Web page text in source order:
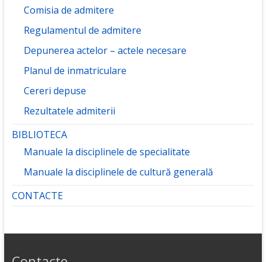
Comisia de admitere
Regulamentul de admitere
Depunerea actelor – actele necesare
Planul de inmatriculare
Cereri depuse
Rezultatele admiterii
BIBLIOTECA
Manuale la disciplinele de specialitate
Manuale la disciplinele de cultură generală
CONTACTE